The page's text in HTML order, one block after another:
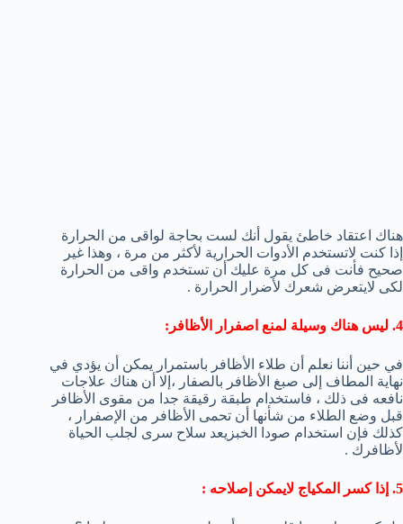
هناك اعتقاد خاطئ يقول أنك لست بحاجة لواقى من الحرارة
إذا كنت لاتستخدم الأدوات الحرارية لأكثر من مرة ، وهذا غير
صحيح فأنت فى كل مرة عليك أن تستخدم واقى من الحرارة
لكى لايتعرض شعرك لأضرار الحرارة .
4. ليس هناك وسيلة لمنع اصفرار الأظافر :
في حين أننا نعلم أن طلاء الأظافر باستمرار يمكن أن يؤدي في
نهاية المطاف إلى صبغ الأظافر بالصفار ، إلا أن هناك علاجات
نافعه فى ذلك ، فاستخدام طبقة رقيقة جدا من مقوى الأظافر
قبل وضع الطلاء من شأنها أن تحمى الأظافر من الإصفرار ،
كذلك فإن استخدام صودا الخبز يعد سلاح سرى لجلب الحياة
لأظافرك .
5. إذا كسر المكياج لايمكن إصلاحه :